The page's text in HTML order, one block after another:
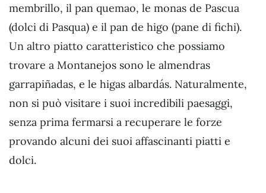
membrillo, il pan quemao, le monas de Pascua
(dolci di Pasqua) e il pan de higo (pane di fichi).
Un altro piatto caratteristico che possiamo
trovare a Montanejos sono le almendras
garrapiñadas, e le higas albardás. Naturalmente,
non si può visitare i suoi incredibili paesaggi,
senza prima fermarsi a recuperare le forze
provando alcuni dei suoi affascinanti piatti e
dolci.